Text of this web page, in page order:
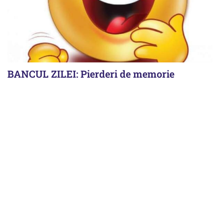
BANCUL ZILEI: Pierderi de memorie